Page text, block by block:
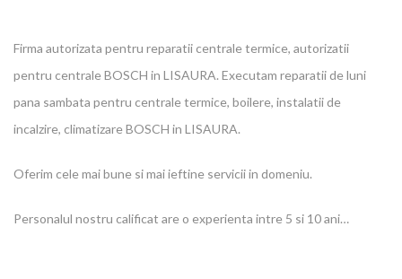
Firma autorizata pentru reparatii centrale termice, autorizatii
pentru centrale BOSCH in LISAURA. Executam reparatii de luni
pana sambata pentru centrale termice, boilere, instalatii de
incalzire, climatizare BOSCH in LISAURA.
Oferim cele mai bune si mai ieftine servicii in domeniu.
Personalul nostru calificat are o experienta intre 5 si 10 ani…